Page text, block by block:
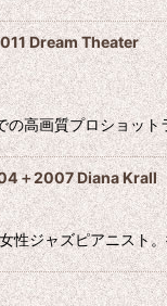
Dream Theater
の高画質プロショ
＋2007 Diana Krall
性ジャズピアニス